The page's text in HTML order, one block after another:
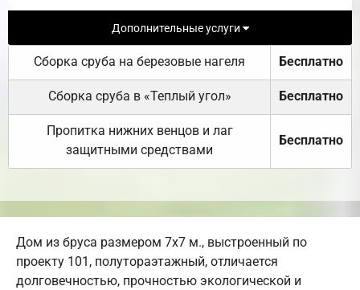
Дополнительные услуги
Сборка сруба на березовые нагеля Бесплатно
Сборка сруба в «Теплый угол» Бесплатно
Пропитка нижних венцов и лаг
защитными средствами
Бесплатно
Дом из бруса размером 7х7 м., выстроенный по
проекту 101, полутораэтажный, отличается
долговечностью, прочностью экологической и